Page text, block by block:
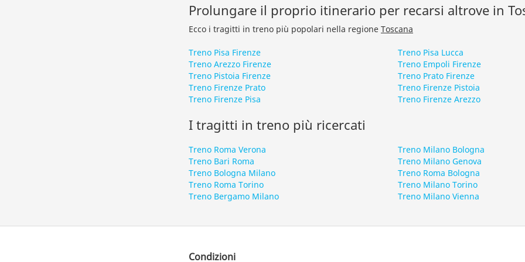
Prolungare il proprio itinerario per recarsi altrove in
Ecco i tragitti in treno più popolari nella regione Toscana
Treno Pisa Firenze
Treno Arezzo Firenze
Treno Pistoia Firenze
Treno Firenze Prato
Treno Firenze Pisa
Treno Pisa Lucca
Treno Empoli Firenze
Treno Prato Firenze
Treno Firenze Pistoia
Treno Firenze Arezzo
I tragitti in treno più ricercati
Treno Roma Verona
Treno Bari Roma
Treno Bologna Milano
Treno Roma Torino
Treno Bergamo Milano
Treno Milano Bologna
Treno Milano Genova
Treno Roma Bologna
Treno Milano Torino
Treno Milano Vienna
Condizioni